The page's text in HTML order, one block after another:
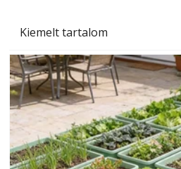
Kiemelt tartalom